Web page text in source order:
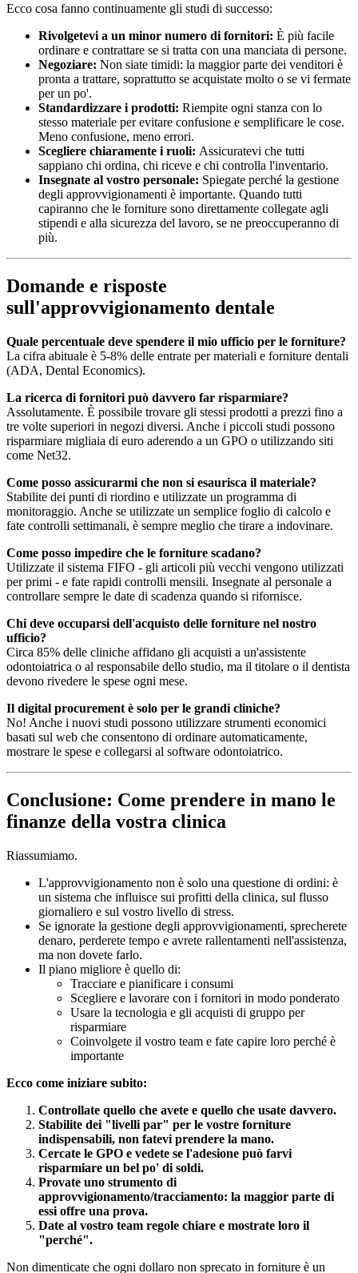
Ecco cosa fanno continuamente gli studi di successo:
Rivolgetevi a un minor numero di fornitori: È più facile
ordinare e contrattare se si tratta con una manciata di persone.
Negoziare: Non siate timidi: la maggior parte dei venditori è
pronta a trattare, soprattutto se acquistate molto o se vi fermate
per un po'.
Standardizzare i prodotti: Riempite ogni stanza con lo
stesso materiale per evitare confusione e semplificare le cose.
Meno confusione, meno errori.
Scegliere chiaramente i ruoli: Assicuratevi che tutti
sappiano chi ordina, chi riceve e chi controlla l'inventario.
Insegnate al vostro personale: Spiegate perché la gestione
degli approvvigionamenti è importante. Quando tutti
capiranno che le forniture sono direttamente collegate agli
stipendi e alla sicurezza del lavoro, se ne preoccuperanno di
più.
Domande e risposte
sull'approvvigionamento dentale
Quale percentuale deve spendere il mio ufficio per le forniture?
La cifra abituale è 5-8% delle entrate per materiali e forniture dentali
(ADA, Dental Economics).
La ricerca di fornitori può davvero far risparmiare?
Assolutamente. È possibile trovare gli stessi prodotti a prezzi fino a
tre volte superiori in negozi diversi. Anche i piccoli studi possono
risparmiare migliaia di euro aderendo a un GPO o utilizzando siti
come Net32.
Come posso assicurarmi che non si esaurisca il materiale?
Stabilite dei punti di riordino e utilizzate un programma di
monitoraggio. Anche se utilizzate un semplice foglio di calcolo e
fate controlli settimanali, è sempre meglio che tirare a indovinare.
Come posso impedire che le forniture scadano?
Utilizzate il sistema FIFO - gli articoli più vecchi vengono utilizzati
per primi - e fate rapidi controlli mensili. Insegnate al personale a
controllare sempre le date di scadenza quando si rifornisce.
Chi deve occuparsi dell'acquisto delle forniture nel nostro
ufficio?
Circa 85% delle cliniche affidano gli acquisti a un'assistente
odontoiatrica o al responsabile dello studio, ma il titolare o il dentista
devono rivedere le spese ogni mese.
Il digital procurement è solo per le grandi cliniche?
No! Anche i nuovi studi possono utilizzare strumenti economici
basati sul web che consentono di ordinare automaticamente,
mostrare le spese e collegarsi al software odontoiatrico.
Conclusione: Come prendere in mano le
finanze della vostra clinica
Riassumiamo.
L'approvvigionamento non è solo una questione di ordini: è
un sistema che influisce sui profitti della clinica, sul flusso
giornaliero e sul vostro livello di stress.
Se ignorate la gestione degli approvvigionamenti, sprecherete
denaro, perderete tempo e avrete rallentamenti nell'assistenza,
ma non dovete farlo.
Il piano migliore è quello di:
Tracciare e pianificare i consumi
Scegliere e lavorare con i fornitori in modo ponderato
Usare la tecnologia e gli acquisti di gruppo per
risparmiare
Coinvolgete il vostro team e fate capire loro perché è
importante
Ecco come iniziare subito:
Controllate quello che avete e quello che usate davvero.
Stabilite dei "livelli par" per le vostre forniture
indispensabili, non fatevi prendere la mano.
Cercate le GPO e vedete se l'adesione può farvi
risparmiare un bel po' di soldi.
Provate uno strumento di
approvvigionamento/tracciamento: la maggior parte di
essi offre una prova.
Date al vostro team regole chiare e mostrate loro il
"perché".
Non dimenticate che ogni dollaro non sprecato in forniture è un